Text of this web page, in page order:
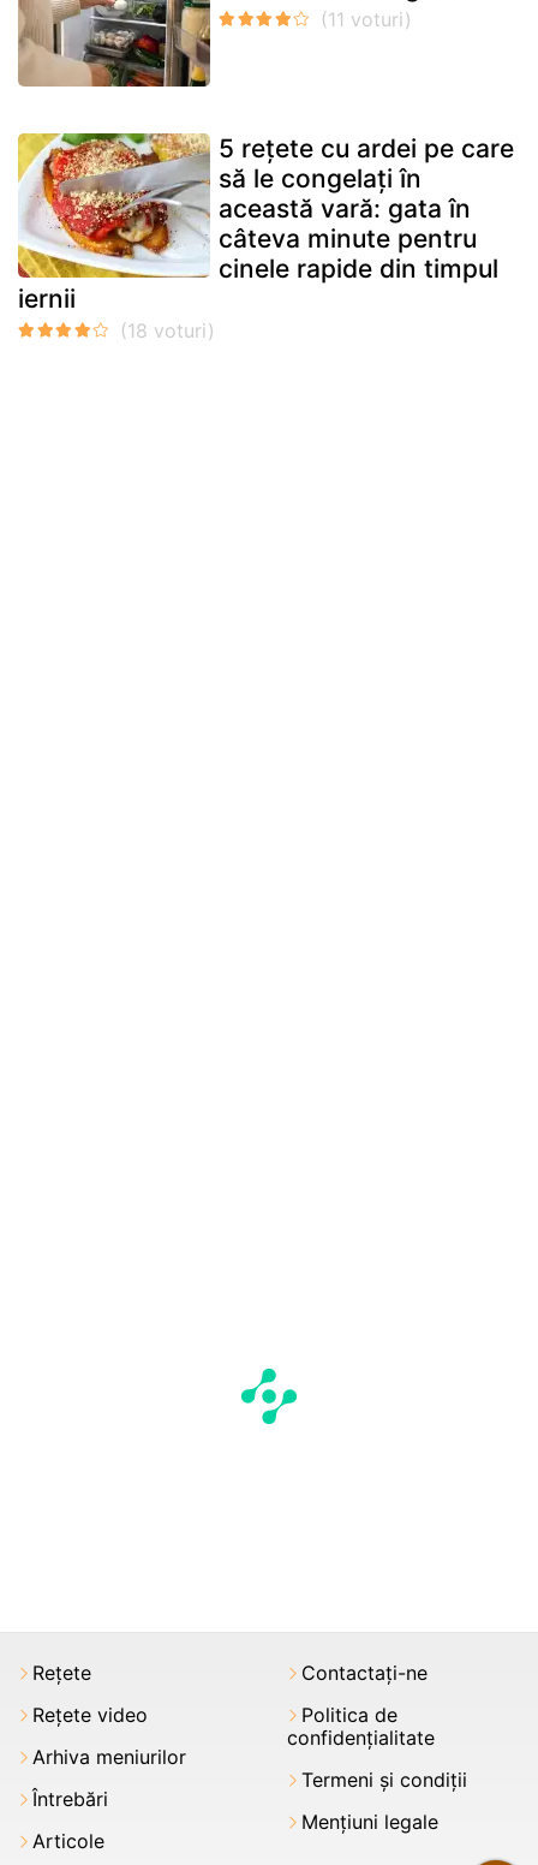
5 rețete cu ardei pe care
să le congelați în
această vară: gata în
câteva minute pentru
cinele rapide din timpul
iernii
Rețete
Rețete video
Arhiva meniurilor
Întrebări
Articole
Contactați-ne
Politica de
confidențialitate
Termeni şi condiții
Mențiuni legale